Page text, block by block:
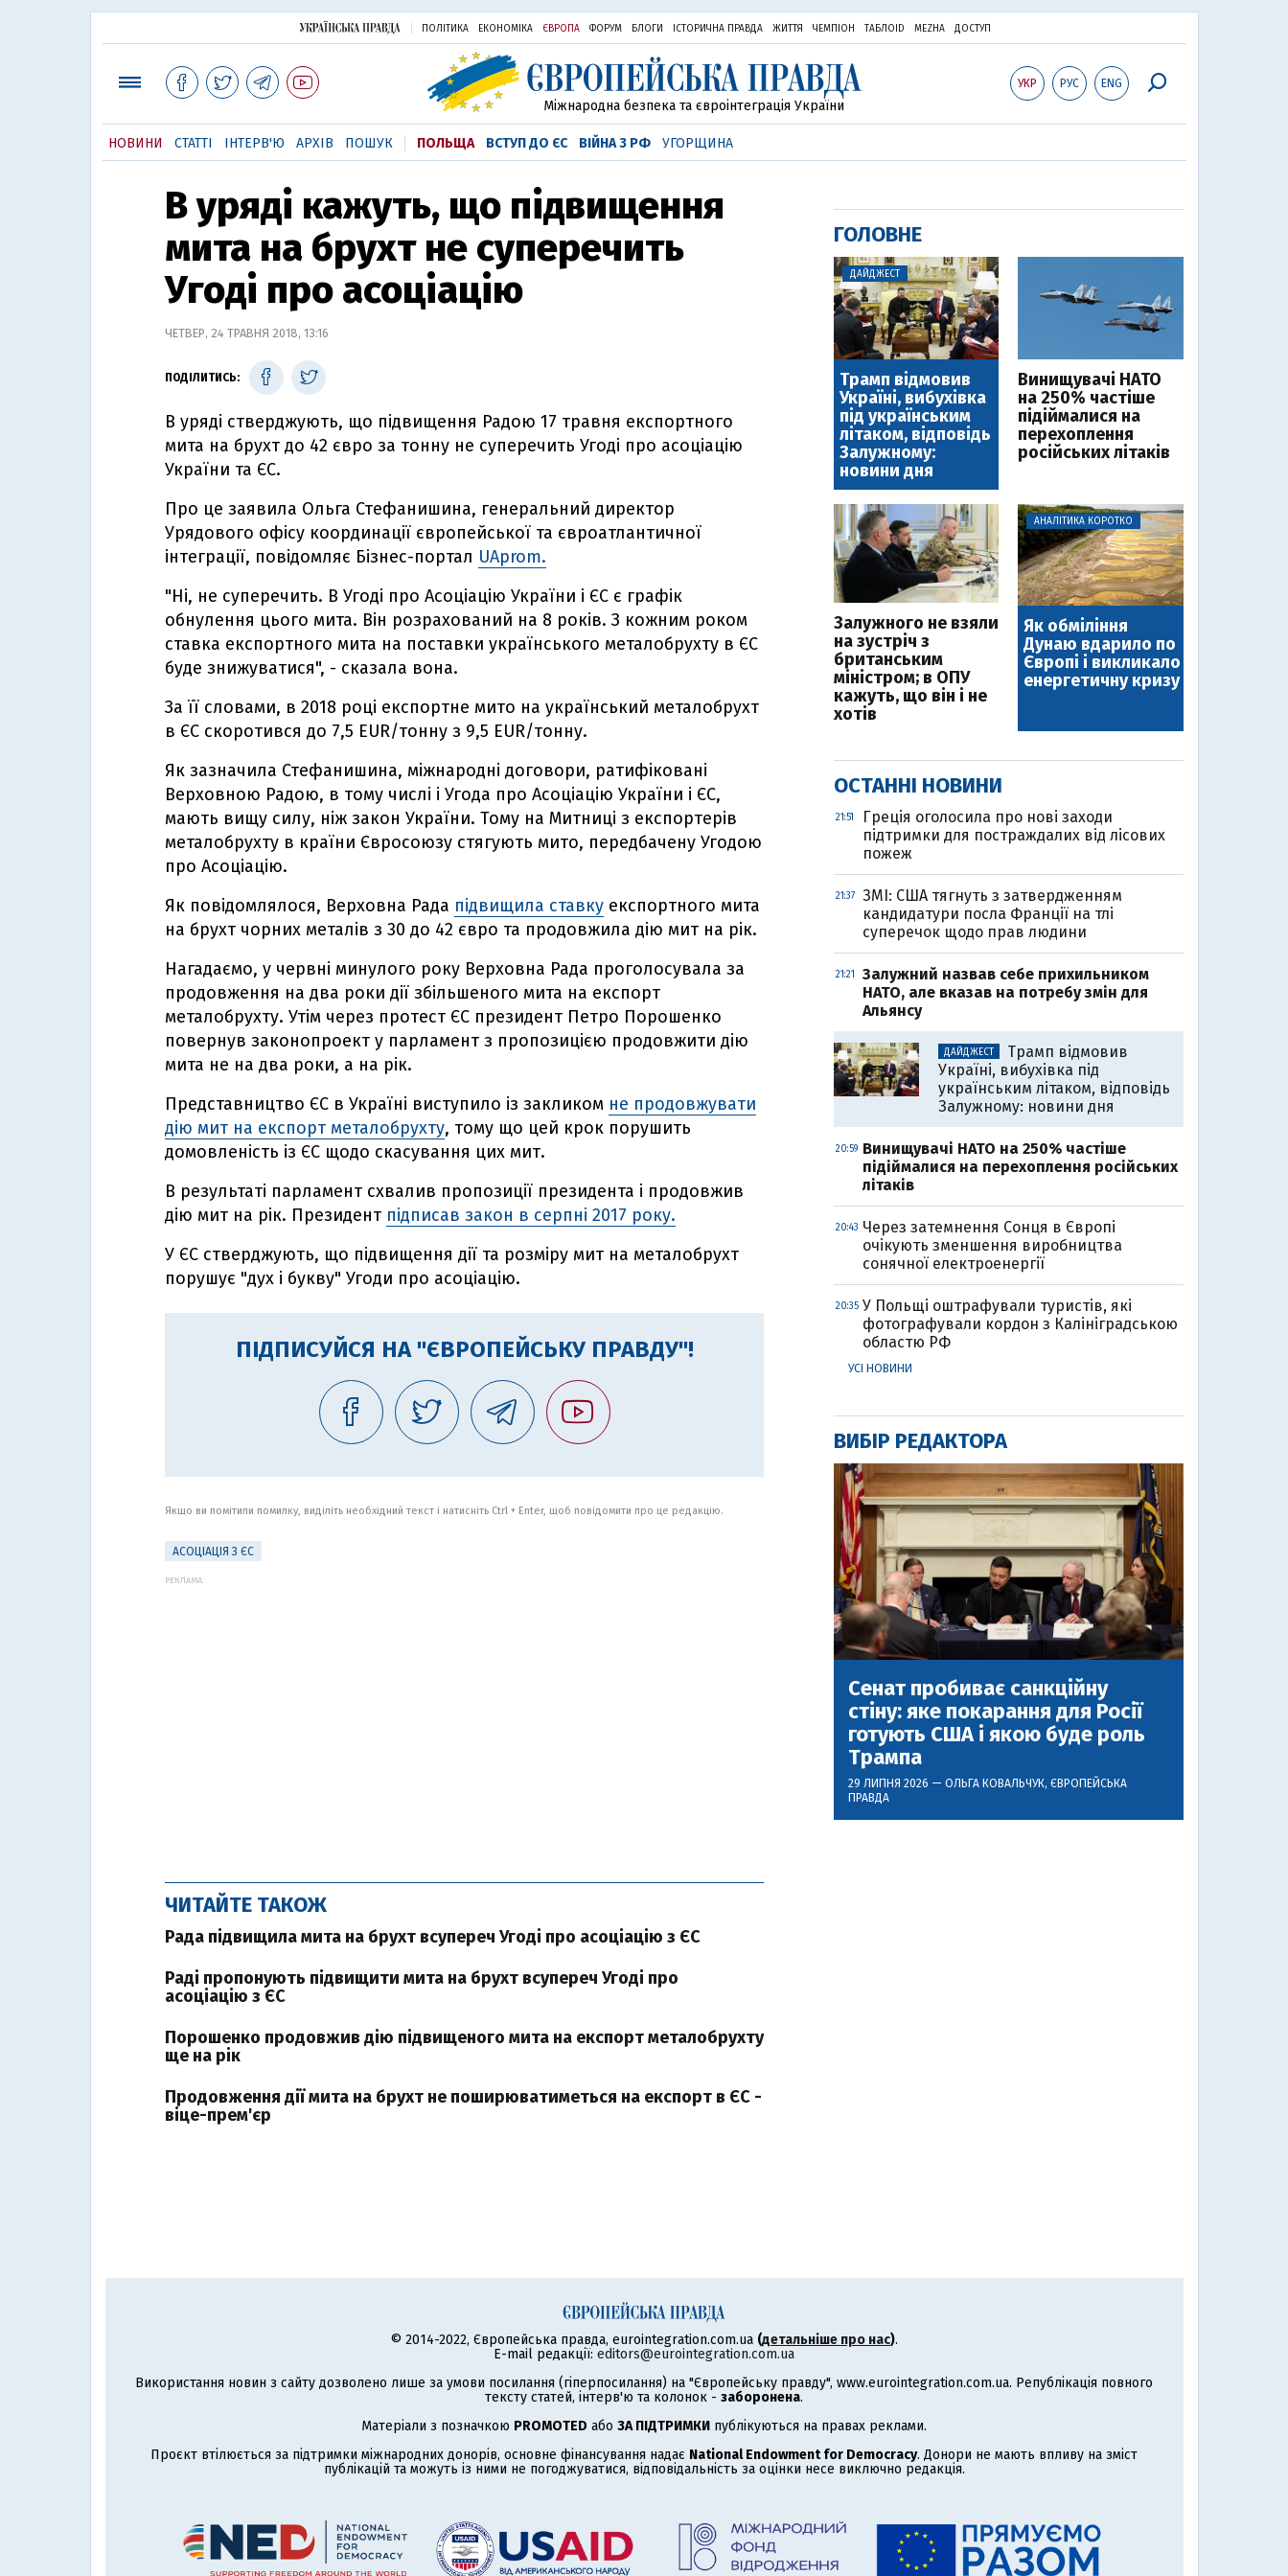
ПОЛІТИКА ЕКОНОМІКА ЄВРОПА ФОРУМ БЛОГИ ІСТОРИЧНА ПРАВДА ЖИТТЯ ЧЕМПІОН ТАБЛОID MEZHA ДОСТУП
УКР РУС ENG
Міжнародна безпека та євроінтеграція України
НОВИНИ СТАТТІ ІНТЕРВ'Ю АРХІВ ПОШУК ПОЛЬЩА ВСТУП ДО ЄС ВІЙНА З РФ УГОРЩИНА
В уряді кажуть, що підвищення
мита на брухт не суперечить
Угоді про асоціацію
ЧЕТВЕР, 24 ТРАВНЯ 2018, 13:16
ПОДІЛИТИСЬ:
В уряді стверджують, що підвищення Радою 17 травня експортного
мита на брухт до 42 євро за тонну не суперечить Угоді про асоціацію
України та ЄС.
Про це заявила Ольга Стефанишина, генеральний директор
Урядового офісу координації європейської та євроатлантичної
інтеграції, повідомляє Бізнес-портал UAprom.
"Ні, не суперечить. В Угоді про Асоціацію України і ЄС є графік
обнулення цього мита. Він розрахований на 8 років. З кожним роком
ставка експортного мита на поставки українського металобрухту в ЄС
буде знижуватися", - сказала вона.
За її словами, в 2018 році експортне мито на український металобрухт
в ЄС скоротився до 7,5 EUR/тонну з 9,5 EUR/тонну.
Як зазначила Стефанишина, міжнародні договори, ратифіковані
Верховною Радою, в тому числі і Угода про Асоціацію України і ЄС,
мають вищу силу, ніж закон України. Тому на Митниці з експортерів
металобрухту в країни Євросоюзу стягують мито, передбачену Угодою
про Асоціацію.
Як повідомлялося, Верховна Рада підвищила ставку експортного мита
на брухт чорних металів з 30 до 42 євро та продовжила дію мит на рік.
Нагадаємо, у червні минулого року Верховна Рада проголосувала за
продовження на два роки дії збільшеного мита на експорт
металобрухту. Утім через протест ЄС президент Петро Порошенко
повернув законопроект у парламент з пропозицією продовжити дію
мита не на два роки, а на рік.
Представництво ЄС в Україні виступило із закликом не продовжувати
дію мит на експорт металобрухту, тому що цей крок порушить
домовленість із ЄС щодо скасування цих мит.
В результаті парламент схвалив пропозиції президента і продовжив
дію мит на рік. Президент підписав закон в серпні 2017 року.
У ЄС стверджують, що підвищення дії та розміру мит на металобрухт
порушує "дух і букву" Угоди про асоціацію.
ПІДПИСУЙСЯ НА "ЄВРОПЕЙСЬКУ ПРАВДУ"!
Якщо ви помітили помилку, виділіть необхідний текст і натисніть Ctrl + Enter, щоб повідомити про це редакцію.
АСОЦІАЦІЯ З ЄС
РЕКЛАМА:
ЧИТАЙТЕ ТАКОЖ
Рада підвищила мита на брухт всупереч Угоді про асоціацію з ЄС
Раді пропонують підвищити мита на брухт всупереч Угоді про
асоціацію з ЄС
Порошенко продовжив дію підвищеного мита на експорт металобрухту
ще на рік
Продовження дії мита на брухт не поширюватиметься на експорт в ЄС -
віце-прем'єр
ГОЛОВНЕ
ДАЙДЖЕСТ
Трамп відмовив
Україні, вибухівка
під українським
літаком, відповідь
Залужному:
новини дня
Винищувачі НАТО
на 250% частіше
підіймалися на
перехоплення
російських літаків
Залужного не взяли
на зустріч з
британським
міністром; в ОПУ
кажуть, що він і не
хотів
АНАЛІТИКА КОРОТКО
Як обміління
Дунаю вдарило по
Європі і викликало
енергетичну кризу
ОСТАННІ НОВИНИ
21:51
Греція оголосила про нові заходи
підтримки для постраждалих від лісових
пожеж
21:37
ЗМІ: США тягнуть з затвердженням
кандидатури посла Франції на тлі
суперечок щодо прав людини
21:21
Залужний назвав себе прихильником
НАТО, але вказав на потребу змін для
Альянсу
ДАЙДЖЕСТ
Трамп відмовив
Україні, вибухівка під
українським літаком, відповідь
Залужному: новини дня
20:59 Винищувачі НАТО на 250% частіше
підіймалися на перехоплення російських
літаків
20:43 Через затемнення Сонця в Європі
очікують зменшення виробництва
сонячної електроенергії
20:35 У Польщі оштрафували туристів, які
фотографували кордон з Калініградською
областю РФ
УСІ НОВИНИ
ВИБІР РЕДАКТОРА
Сенат пробиває санкційну
стіну: яке покарання для Росії
готують США і якою буде роль
Трампа
29 ЛИПНЯ 2026 — ОЛЬГА КОВАЛЬЧУК, ЄВРОПЕЙСЬКА
ПРАВДА
© 2014-2022, Європейська правда, eurointegration.com.ua (детальніше про нас).
E-mail редакції: editors@eurointegration.com.ua
Використання новин з сайту дозволено лише за умови посилання (гіперпосилання) на "Європейську правду", www.eurointegration.com.ua. Републікація повного
тексту статей, інтерв'ю та колонок - заборонена.
Матеріали з позначкою PROMOTED або ЗА ПІДТРИМКИ публікуються на правах реклами.
Проєкт втілюється за підтримки міжнародних донорів, основне фінансування надає National Endowment for Democracy. Донори не мають впливу на зміст
публікацій та можуть із ними не погоджуватися, відповідальність за оцінки несе виключно редакція.